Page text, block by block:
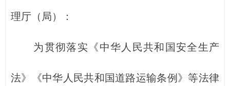
理厅（局）：
为贯彻落实《中华人民共和国安全生产
法》《中华人民共和国道路运输条例》等法律